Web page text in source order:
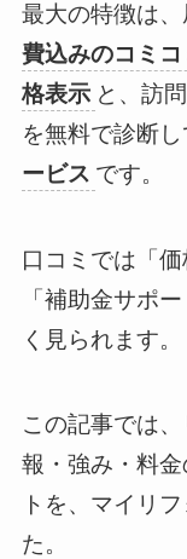
最大の特徴は
費込みのコミ
格表示 と、訪
を無料で診断
ービス です。
口コミでは「
「補助金サポ
く見られます。
この記事では
報・強み・料
トを、マイリ
た。